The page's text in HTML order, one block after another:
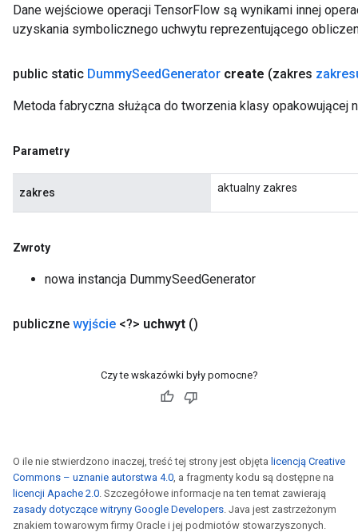
Dane wejściowe operacji TensorFlow są wynikami innej
uzyskania symbolicznego uchwytu reprezentującego
public static DummySeedGenerator create (zakres
Metoda fabryczna służąca do tworzenia klasy opakowującej
Parametry
zakres aktualny zakres
Zwroty
nowa instancja DummySeedGenerator
publiczne wyjście <?> uchwyt ()
Czy te wskazówki były pomocne?
O ile nie stwierdzono inaczej, treść tej strony jest objęta licencją Creative
Commons – uznanie autorstwa 4.0, a fragmenty kodu są dostępne na
licencji Apache 2.0. Szczegółowe informacje na ten temat zawierają
zasady dotyczące witryny Google Developers. Java jest zastrzeżonym
znakiem towarowym firmy Oracle i jej podmiotów stowarzyszonych.